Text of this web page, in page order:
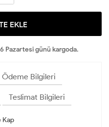
EKLE
Pazartesi günü kargoda.
Ödeme Bilgileri
Teslimat Bilgileri
Kap